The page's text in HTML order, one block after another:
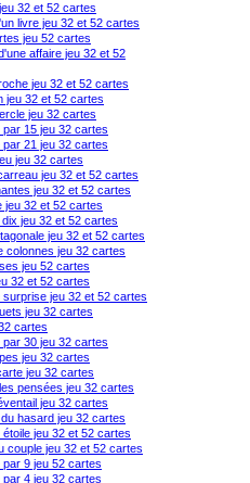
32 et 52 cartes
livre jeu 32 et 52 cartes
jeu 52 cartes
affaire jeu 32 et 52
jeu 32 et 52 cartes
jeu 32 et 52 cartes
jeu 32 cartes
15 jeu 32 cartes
21 jeu 32 cartes
jeu 32 cartes
jeu 32 et 52 cartes
jeu 32 et 52 cartes
jeu 32 et 52 cartes
jeu 32 et 52 cartes
jeu 32 et 52 cartes
colonnes jeu 32 cartes
jeu 52 cartes
32 et 52 cartes
surprise jeu 32 et 52 cartes
jeu 32 cartes
cartes
30 jeu 32 cartes
jeu 32 cartes
jeu 32 cartes
pensées jeu 32 cartes
jeu 32 cartes
hasard jeu 32 cartes
jeu 32 et 52 cartes
couple jeu 32 et 52 cartes
9 jeu 52 cartes
4 jeu 32 cartes